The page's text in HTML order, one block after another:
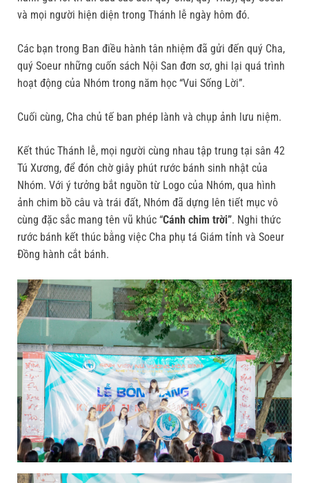
và mọi người hiện diện trong Thánh lễ ngày hôm đó.
Các bạn trong Ban điều hành tân nhiệm đã gửi đến quý Cha,
quý Soeur những cuốn sách Nội San đơn sơ, ghi lại quá trình
hoạt động của Nhóm trong năm học “Vui Sống Lời”.
Cuối cùng, Cha chủ tế ban phép lành và chụp ảnh lưu niệm.
Kết thúc Thánh lễ, mọi người cùng nhau tập trung tại sân 42
Tú Xương, để đón chờ giây phút rước bánh sinh nhật của
Nhóm. Với ý tưởng bắt nguồn từ Logo của Nhóm, qua hình
ảnh chim bồ câu và trái đất, Nhóm đã dựng lên tiết mục vô
cùng đặc sắc mang tên vũ khúc “Cánh chim trời”. Nghi thức
rước bánh kết thúc bằng việc Cha phụ tá Giám tỉnh và Soeur
Đồng hành cắt bánh.